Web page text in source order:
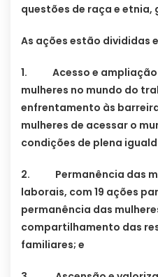
questões de raça e
As ações estão divididas
1. Acesso e ampliação
mulheres no mundo do
enfrentamento às
mulheres de acessar o
condições de plena
2. Permanência das
laborais, com 19 ações
permanência das
compartilhamento das
familiares; e